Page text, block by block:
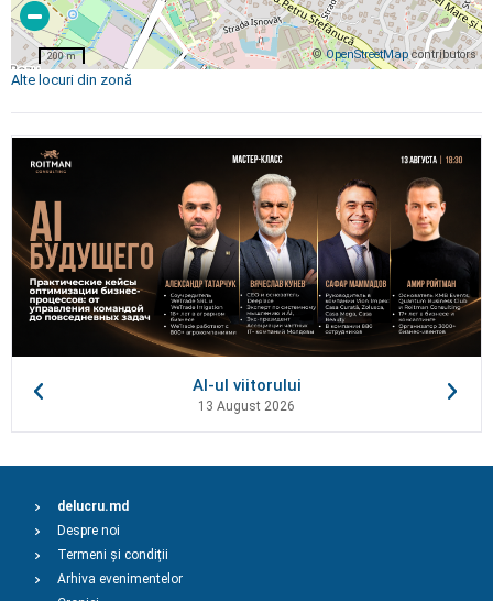
©OpenStreetMapcontributors
200 m
Alte locuri din zonă
AI-ul viitorului
13 August 2026
delucru.md
Despre noi
Termeni și condiții
Arhiva evenimentelor